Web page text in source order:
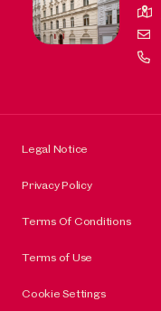
Legal Notice
Privacy Policy
Terms Of Conditions
Terms of Use
Cookie Settings